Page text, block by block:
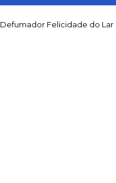
Defumador Felicidade do Lar